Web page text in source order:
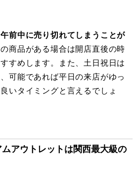
午前中に売り切れてしまうことが
商品がある場合は開店直後の時
すめします。また、土日祝日は
可能であれば平日の来店がゆっ
いタイミングと言えるでしょ
アウトレットは関西最大級の